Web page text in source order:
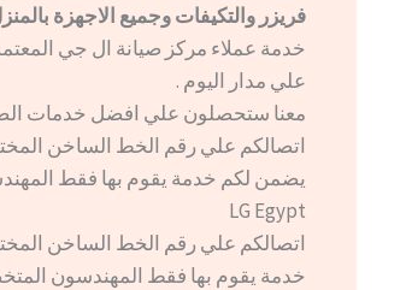
فريزر والتكيفات وجميع الاجهزة
خدمة عملاء مركز صيانة ال جي
علي مدار اليوم .
معنا ستحصلون علي افضل خدمات
يضمن لكم خدمة يقوم بها فقط
LG Egypt
خدمة يقوم بها فقط المهندسون